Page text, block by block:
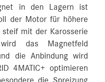
in den Lagern ist
der Motor für höhere
steif mit der Karosserie
das Magnetfeld
die Anbindung wird
4MATIC+ optimieren